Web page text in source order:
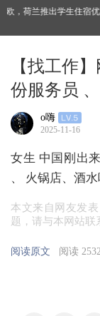
优惠福利…
【找工作
份服务员
o嗨
2025-11-16
女生 中国刚出
、 火锅店、酒
本文来自网友发
题，请与本网站联
阅读原文 阅读